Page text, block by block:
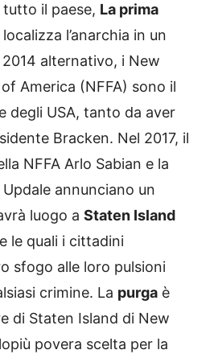
il paese, La prima
localizza l’anarchia in un
alternativo, i New
America (NFFA) sono il
degli USA, tanto da aver
Bracken. Nel 2017, il
NFFA Arlo Sabian e la
annunciano un
luogo a Staten Island
le quali i cittadini
sfogo alle loro pulsioni
crimine. La purga è
di Staten Island di New
povera scelta per la